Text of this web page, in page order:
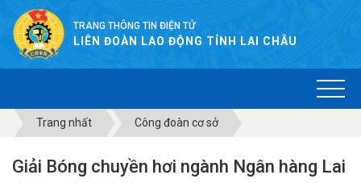
TRANG THÔNG TIN ĐIỆN TỬ
LIÊN ĐOÀN LAO ĐỘNG TỈNH LAI CHÂU
Trang nhất Công đoàn cơ sở
Giải Bóng chuyền hơi ngành Ngân hàng Lai